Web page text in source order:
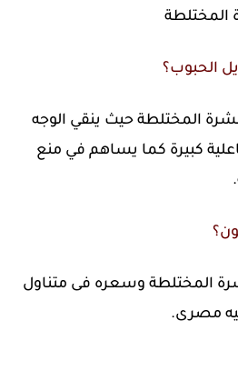
المختلطة
الحبوب؟
المختلطة حيث ينقي الوجه
كبيرة كما يساهم في منع
المختلطة وسعره فى متناول